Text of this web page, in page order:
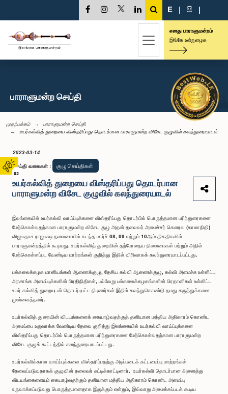
02
E | සි |
எனது பாராளுமன்றம்
இங்கே உள்நுழைக
பாராளுமன்ற செய்தி
முதற்பக்கம்
பாராளுமன்ற செய்தி
உயர்கல்வித் துறையை விஸ்தரிப்பது தொடர்பான பாராளுமன்ற விசேட குழுவில் கலந்துரையாடல்
2023-03-14
செய்தி வகைகள் : குழு செய்திகள்
உயர்கல்வித் துறையை விஸ்தரிப்பது தொடர்பான
பாராளுமன்ற விசேட குழுவில் கலந்துரையாடல்
இலங்கையில் உயர்கல்வி வாய்ப்புக்களை விஸ்தரிப்பது தொடர்பில் பொருத்தமான பரிந்துரைகளை
மேற்கொள்வதற்கான பாராளுமன்ற விசேட குழு அதன் தலைவர் அமைச்சர் கௌரவ (காலாநிதி)
விஜயதாச ராஜபக்ஷ தலைமையில் கடந்த மார்ச் 08, 09 மற்றும் 10ஆம் திகதிகளில்
பாராளுமன்றத்தில் கூடியது. உயர்கல்வித் துறையின் தற்போதைய நிலைமைகள் மற்றும் அதில்
மேற்கொள்ளப்பட வேண்டிய மாற்றங்கள் குறித்து இதில் விரிவாகக் கலந்துரையாடப்பட்டது.
பல்கலைக்கழக மானியங்கள் ஆணைக்குழு, தேசிய கல்வி ஆணைக்குழு, கல்வி அமைச்சு உள்ளிட்ட
அரசாங்க அமைப்புக்களின் பிரதிநிதிகள், பல்வேறு பல்கலைக்கழகங்களின் பிரதானிகள் உள்ளிட்ட
உயர் கல்வித் துறையுடன் தொடர்புபட்ட நிபுணர்கள் இதில் கலந்துகொண்டு தமது கருத்துக்களை
முன்வைத்தனர்.
உயர்கல்வித் துறையின் விடயங்களைக் கையாழ்வதற்குத் தனியான மத்திய அதிகாரம் கொண்ட
அமைப்பை உருவாக்க வேண்டிய தேவை குறித்து இலங்கையில் உயர்கல்வி வாய்ப்புக்களை
விஸ்தரிப்பது தொடர்பில் பொருத்தமான பரிந்துரைகளை மேற்கொள்வதற்கான பாராளுமன்ற
விசேட குழுக் கூட்டத்தில் கலந்துரையாடப்பட்டது.
உயர்கல்விக்கான வாய்ப்புக்களை விஸ்தரிப்பதற்கு அடிப்படைக் கட்டமைப்பு மாற்றங்கள்
தேவைப்படுவதாகக் குழுவின் தலைவர் சுட்டிக்காட்டினார். உயர்கல்வி தொடர்பான அனைத்து
விடயங்கைளையும் கையாழ்வதற்கும் தனியான மத்திய அதிகாரம் கொண்ட அமைப்பு
உருவாக்கப்படுவது பொருத்தமானதாக இருக்கும் என்றும், இவ்வாறு அமைக்கப்படக் கூடிய